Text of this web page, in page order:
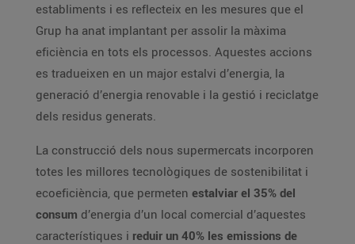
establiments i es reflecteix en les mesures que el
Grup ha anat implantant per assolir la màxima
eficiència en tots els processos. Aquestes accions
es tradueixen en un major estalvi d’energia, la
generació d’energia renovable i la gestió i reciclatge
dels residus generats.
La construcció dels nous supermercats incorporen
totes les millores tecnològiques de sostenibilitat i
ecoeficiència, que permeten estalviar el 35% del
consum d’energia d’un local comercial d’aquestes
característiques i reduir un 40% les emissions de